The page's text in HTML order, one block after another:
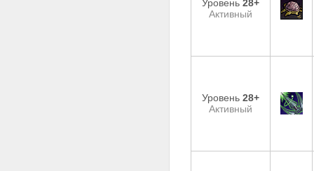
Уровень 28+
Активный
Уровень 28+
Активный